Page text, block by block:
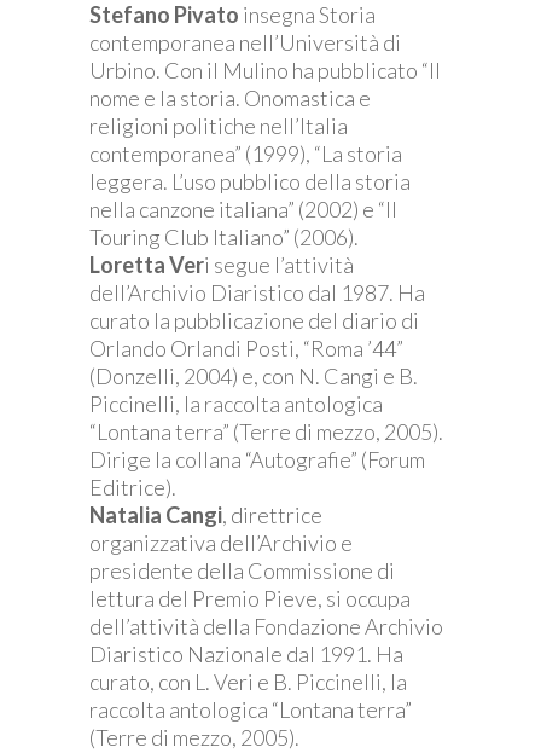
Stefano Pivato insegna Storia
contemporanea nell’Università di
Urbino. Con il Mulino ha pubblicato “Il
nome e la storia. Onomastica e
religioni politiche nell’Italia
contemporanea” (1999), “La storia
leggera. L’uso pubblico della storia
nella canzone italiana” (2002) e “Il
Touring Club Italiano” (2006).
Loretta Veri segue l’attività
dell’Archivio Diaristico dal 1987. Ha
curato la pubblicazione del diario di
Orlando Orlandi Posti, “Roma ’44”
(Donzelli, 2004) e, con N. Cangi e B.
Piccinelli, la raccolta antologica
“Lontana terra” (Terre di mezzo, 2005).
Dirige la collana “Autografie” (Forum
Editrice).
Natalia Cangi, direttrice
organizzativa dell’Archivio e
presidente della Commissione di
lettura del Premio Pieve, si occupa
dell’attività della Fondazione Archivio
Diaristico Nazionale dal 1991. Ha
curato, con L. Veri e B. Piccinelli, la
raccolta antologica “Lontana terra”
(Terre di mezzo, 2005).